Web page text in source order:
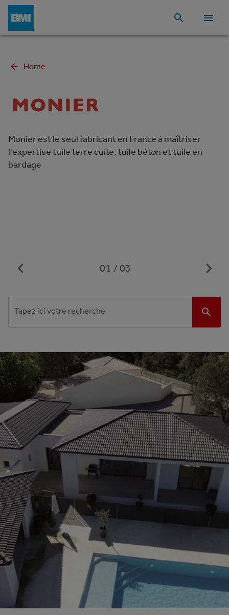
Home
Monier est le seul fabricant en France à maîtriser
l'expertise tuile terre cuite, tuile béton et tuile en
bardage
01 03
Tapez ici votre recherche